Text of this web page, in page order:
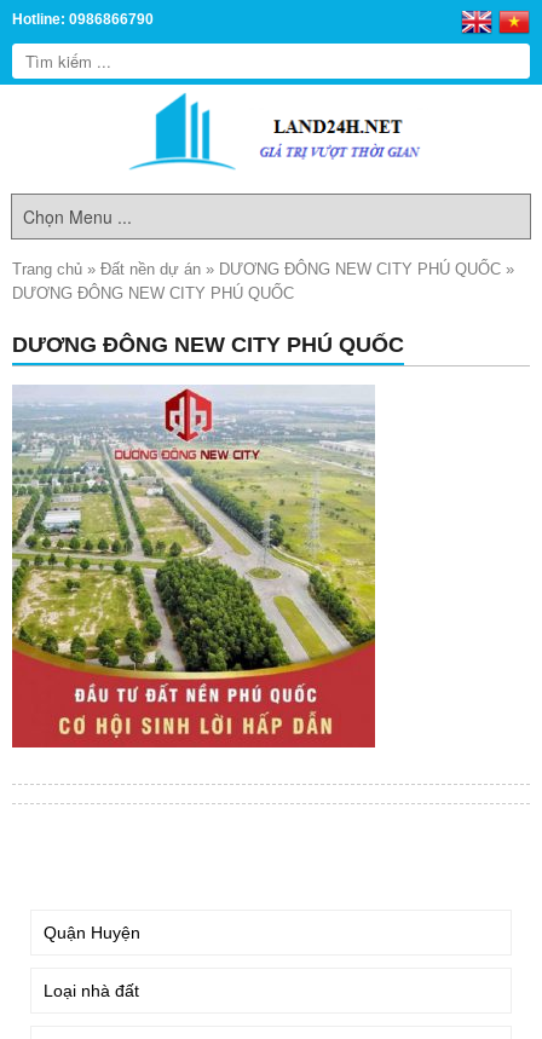
Hotline: 0986866790
Trang chủ » Đất nền dự án » DƯƠNG ĐÔNG NEW CITY PHÚ QUỐC »
DƯƠNG ĐÔNG NEW CITY PHÚ QUỐC
DƯƠNG ĐÔNG NEW CITY PHÚ QUỐC